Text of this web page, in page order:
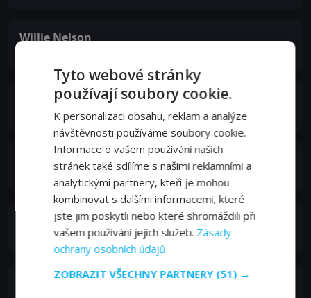
Willie Nelson
Chris Browning
Deputy Stippins
Myk Watford
Norvel
Carlos Sanz
Manuel Garza
Chad Brummett
Tyto webové stránky
používají soubory cookie.
K personalizaci obsahu, reklam a analýze
návštěvnosti používáme soubory cookie.
Informace o vašem používání našich
stránek také sdílíme s našimi reklamními a
analytickými partnery, kteří je mohou
kombinovat s dalšími informacemi, které
jste jim poskytli nebo které shromáždili při
vašem používání jejich služeb. Zásady
ochrany osobních údajů
ZOBRAZIT VŠECHNY PARTNERY (51) →